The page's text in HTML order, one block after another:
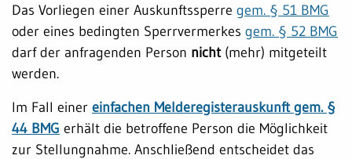
Das Vorliegen einer Auskunftssperre gem. § 51 BMG
oder eines bedingten Sperrvermerkes gem. § 52 BMG
darf der anfragenden Person nicht(mehr) mitgeteilt
werden.
Im Fall einer einfachen Melderegisterauskunft gem. §
44 BMG erhält die betroffene Person die Möglichkeit
zur Stellungnahme. Anschließend entscheidet das